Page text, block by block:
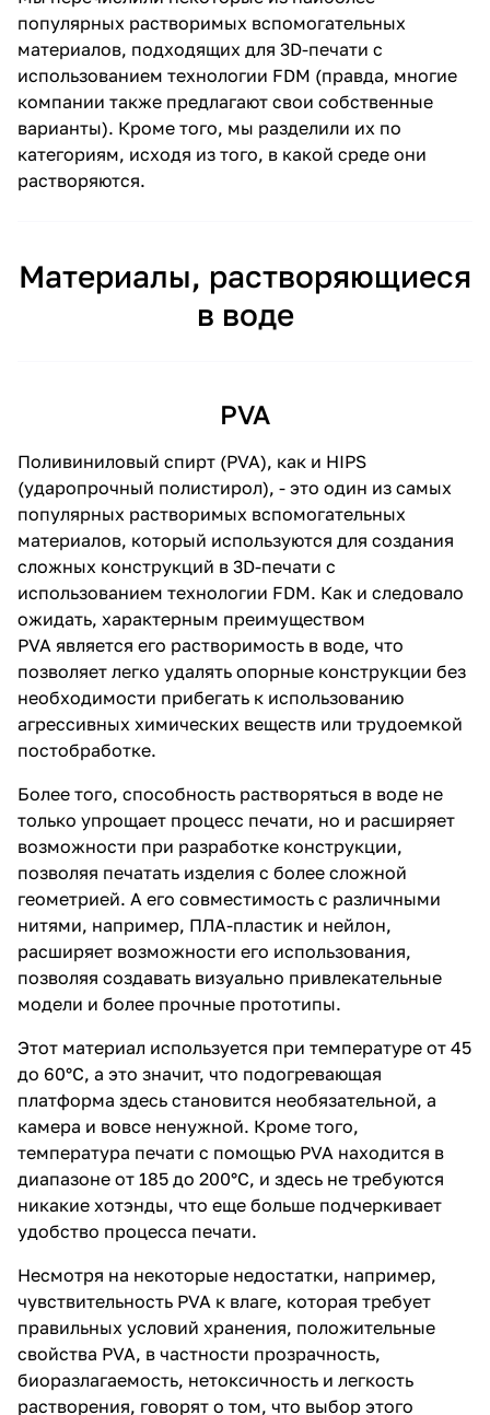
популярных растворимых вспомогательных
материалов, подходящих для 3D-печати с
использованием технологии FDM (правда, многие
компании также предлагают свои собственные
варианты). Кроме того, мы разделили их по
категориям, исходя из того, в какой среде они
растворяются.
Материалы, растворяющиеся
в воде
PVA
Поливиниловый спирт (PVA), как и HIPS
(ударопрочный полистирол), - это один из самых
популярных растворимых вспомогательных
материалов, который используются для создания
сложных конструкций в 3D-печати с
использованием технологии FDM. Как и следовало
ожидать, характерным преимуществом
PVA является его растворимость в воде, что
позволяет легко удалять опорные конструкции без
необходимости прибегать к использованию
агрессивных химических веществ или трудоемкой
постобработке.
Более того, способность растворяться в воде не
только упрощает процесс печати, но и расширяет
возможности при разработке конструкции,
позволяя печатать изделия с более сложной
геометрией. А его совместимость с различными
нитями, например, ПЛА-пластик и нейлон,
расширяет возможности его использования,
позволяя создавать визуально привлекательные
модели и более прочные прототипы.
Этот материал используется при температуре от 45
до 60°C, а это значит, что подогревающая
платформа здесь становится необязательной, а
камера и вовсе ненужной. Кроме того,
температура печати с помощью PVA находится в
диапазоне от 185 до 200°C, и здесь не требуются
никакие хотэнды, что еще больше подчеркивает
удобство процесса печати.
Несмотря на некоторые недостатки, например,
чувствительность PVA к влаге, которая требует
правильных условий хранения, положительные
свойства PVA, в частности прозрачность,
биоразлагаемость, нетоксичность и легкость
растворения, говорят о том, что выбор этого